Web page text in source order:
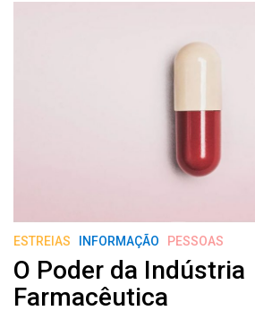
ESTREIAS INFORMAÇÃO PESSOAS
O Poder da Indústria
Farmacêutica